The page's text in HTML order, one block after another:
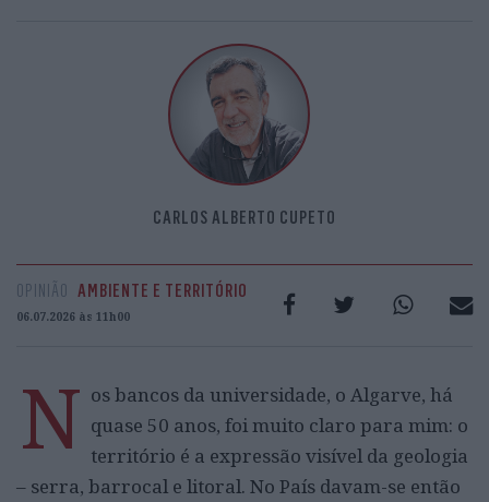
CARLOS ALBERTO CUPETO
OPINIÃO AMBIENTE E TERRITÓRIO
06.07.2026 às 11h00
N os bancos da universidade, o Algarve, há
quase 50 anos, foi muito claro para mim: o
território é a expressão visível da geologia
– serra, barrocal e litoral. No País davam-se então